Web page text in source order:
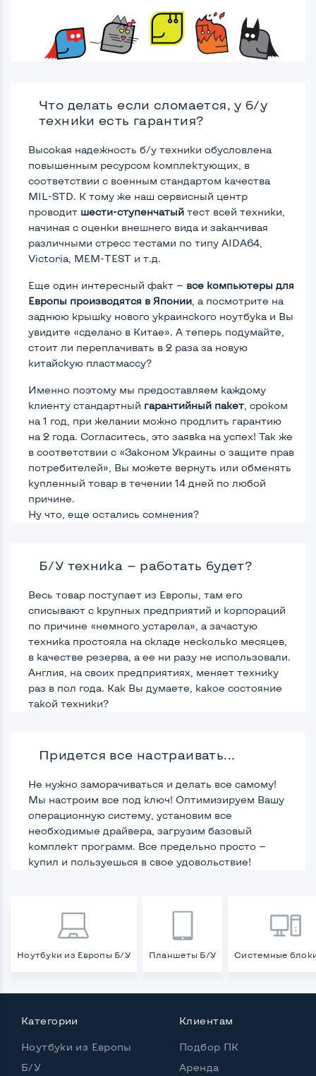
Что делать если сломается, у б/у
техники есть гарантия?
Высокая надежность б/у техники обусловлена
повышенным ресурсом комплектующих, в
соответствии с военным стандартом качества
MIL-STD. К тому же наш сервисный центр
проводит шести-ступенчатый тест всей техники,
начиная с оценки внешнего вида и заканчивая
различными стресс тестами по типу AIDA64,
Victoria, MEM-TEST и т.д.
Еще один интересный факт — все компьютеры для
Европы производятся в Японии, а посмотрите на
заднюю крышку нового украинского ноутбука и Вы
увидите «сделано в Китае». А теперь подумайте,
стоит ли переплачивать в 2 раза за новую
китайскую пластмассу?
Именно поэтому мы предоставляем каждому
клиенту стандартный гарантийный пакет, сроком
на 1 год, при желании можно продлить гарантию
на 2 года. Согласитесь, это заявка на успех! Так же
в соответствии с «Законом Украины о защите прав
потребителей», Вы можете вернуть или обменять
купленный товар в течении 14 дней по любой
причине.
Ну что, еще остались сомнения?
Б/У техника — работать будет?
Весь товар поступает из Европы, там его
списывают с крупных предприятий и корпораций
по причине «немного устарела», а зачастую
техника простояла на складе несколько месяцев,
в качестве резерва, а ее ни разу не использовали.
Англия, на своих предприятиях, меняет технику
раз в пол года. Как Вы думаете, какое состояние
такой техники?
Придется все настраивать...
Не нужно заморачиваться и делать все самому!
Мы настроим все под ключ! Оптимизируем Вашу
операционную систему, установим все
необходимые драйвера, загрузим базовый
комплект программ. Все предельно просто —
купил и пользуешься в свое удовольствие!
Ноутбуки из Европы Б/У Планшеты Б/У Системные
Категории
Ноутбуки из Европы
Б/У
Клиентам
Подбор ПК
Аренда